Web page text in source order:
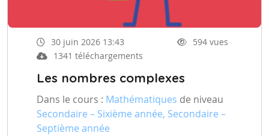
30 juin 2026 13:43
594 vues
1341 téléchargements
Les nombres complexes
Dans le cours : Mathématiques de niveau
Secondaire – Sixième année, Secondaire –
Septième année